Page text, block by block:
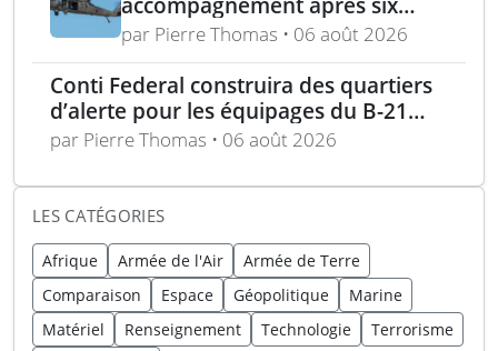
mois d’exemptions médicales
au rasage
par Pierre Thomas • 06 août 2026
Conti Federal construira des quartiers
d’alerte pour les équipages du B-21
Raider
par Pierre Thomas • 06 août 2026
LES CATÉGORIES
Afrique Armée de l'Air
Armée de Terre
Comparaison
Espace Géopolitique
Marine
Matériel
Renseignement Technologie
Terrorisme